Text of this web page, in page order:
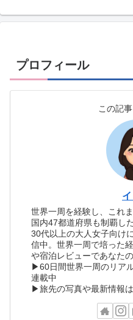
プロフィール
この記
世界一周を経験し、これ
国内47都道府県も制覇し
30代以上の大人女子向け
信中。世界一周で培った
や宿泊レビューであなた
▶60日間世界一周のリア
連載中
▶旅先の写真や最新情報は